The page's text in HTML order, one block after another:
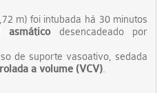
m) foi intubada há 30 minutos
desencadeado por
de suporte vasoativo, sedada
a volume (VCV).